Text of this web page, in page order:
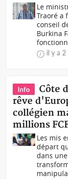
Le
Traoré a
conseil
Burkina
il y a 2
Info
Côte
rêve
collégien
millions
Les mis
départ
dans